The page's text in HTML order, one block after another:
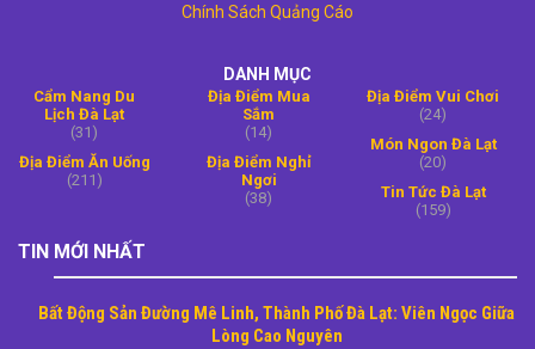
Chính Sách Quảng Cáo
DANH MỤC
Cẩm Nang Du
Lịch Đà Lạt
(31)
Địa Điểm Ăn Uống
(211)
Địa Điểm Mua
Sắm
(14)
Địa Điểm Nghỉ
Ngơi
(38)
Địa Điểm Vui Chơi
(24)
Món Ngon Đà Lạt
(20)
Tin Tức Đà Lạt
(159)
TIN MỚI NHẤT
Bất Động Sản Đường Mê Linh, Thành Phố Đà Lạt: Viên Ngọc Giữa
Lòng Cao Nguyên